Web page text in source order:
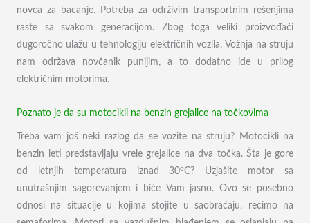
novca za bacanje. Potreba za održivim transportnim rešenjima
raste sa svakom generacijom. Zbog toga veliki proizvođači
dugoročno ulažu u tehnologiju električnih vozila. Vožnja na struju
nam održava novčanik punijim, a to dodatno ide u prilog
električnim motorima.
Poznato je da su motocikli na benzin grejalice na točkovima
Treba vam još neki razlog da se vozite na struju? Motocikli na
benzin leti predstavljaju vrele grejalice na dva točka. Šta je gore
od letnjih temperatura iznad 30oC? Uzjašite motor sa
unutrašnjim sagorevanjem i biće Vam jasno. Ovo se posebno
odnosi na situacije u kojima stojite u saobraćaju, recimo na